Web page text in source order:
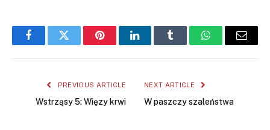
FacebookTwitter PinterestLinkedInTumblr WhatsAppEmail
PREVIOUS ARTICLE
Wstrząsy 5: Więzy krwi
NEXT ARTICLE
W paszczy szaleństwa